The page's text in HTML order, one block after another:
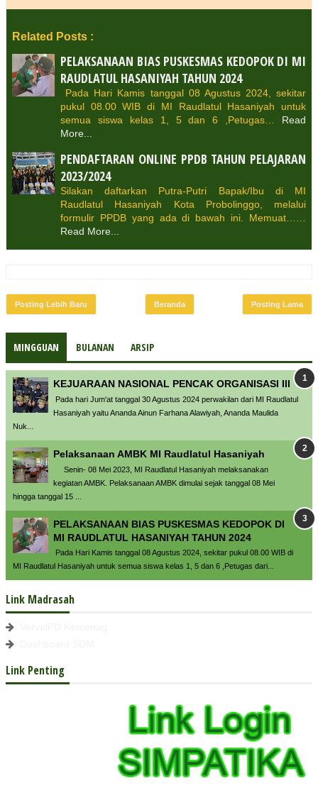
Related Posts :
PELAKSANAAN BIAS PUSKESMAS KEDOPOK DI MI
RAUDLATUL HASANIYAH TAHUN 2024
Pada Hari Kamis tanggal 08 Agustus 2024, sekitar
pukul 08.00 WIB di MI Raudlatul Hasaniyah untuk
semua siswa kelas 1, 5 dan 6 ,Petugas…
Read
More...
PENDAFTARAN ONLINE PPDB TAHUN PELAJARAN
2023/2024
Silakan daftarkan Putra-Putri Bapak/Ibu di MI
Raudlatul Hasaniyah Kota Probolinggo, melalui
formulir PPDB yang ada di bawah ini. Memuat……
Read More...
Posting Lebih Baru Posting Lama
Beranda
MINGGUAN BULANAN ARSIP
KEJUARAAN NASIONAL PENCAK ORGANISASI III
Pada hari Jum'at tanggal 30 Agustus 2024 perwakilan dari MI Raudlatul
Hasaniyah yaitu Ananda Ainun Farhana Alawiyah, Ananda Maulida
Nuk...
Pelaksanaan AMBK MI Raudlatul Hasaniyah
Senin- 08 Mei 2023, MI Raudlatul Hasaniyah melaksanakan
kegiatan AMBK. Pelaksanaan AMBK dimulai sejak tanggal 08 Mei
hingga tanggal 15 ...
PELAKSANAAN BIAS PUSKESMAS KEDOPOK DI
MI RAUDLATUL HASANIYAH TAHUN 2024
Pada Hari Kamis tanggal 08 Agustus 2024, sekitar pukul 08.00 WIB di
MI Raudlatul Hasaniyah untuk semua siswa kelas 1, 5 dan 6 ,Petugas dari...
Link Madrasah
Link Penting